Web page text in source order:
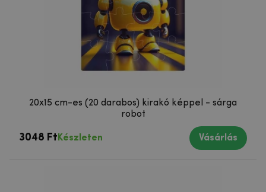
20x15 cm-es (20 darabos) kirakó képpel - sárga
robot
3048 Ft Készleten Vásárlás